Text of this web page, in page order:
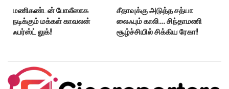
மணிகண்டன் போலீஸாக
நடிக்கும் மக்கள் காவலன்
ஃபர்ஸ்ட் லுக்!
சீதாவுக்கு அடுத்த சத்யா
லைஃபும் காலி… சிந்தாமணி
சூழ்ச்சியில் சிக்கிய ரேகா!